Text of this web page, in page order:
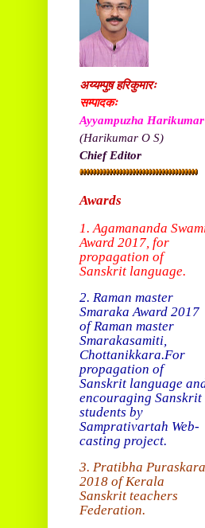
अय्यम्पुष़ हरिकुमारः
सम्पादकः
Ayyampuzha Harikumar
(Harikumar O S)
Chief Editor
Awards
1. Agamananda
Award 2017, for
propagation of
Sanskrit language.
2. Raman master
Smaraka Award 2017
of Raman master
Smarakasamiti,
Chottanikkara.For
propagation of
Sanskrit language
encouraging Sanskrit
students by
Samprativartah Web-
casting project.
3. Pratibha Puraskara
2018 ofKerala
Sanskrit teachers
Federation.